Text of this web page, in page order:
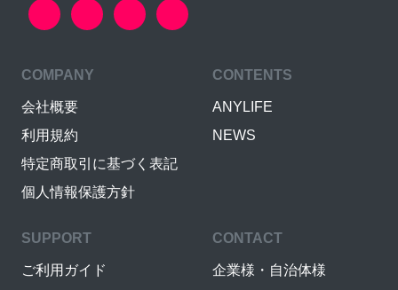
COMPANY
会社概要
利用規約
特定商取引に基づく表記
個人情報保護方針
CONTENTS
ANYLIFE
NEWS
SUPPORT
ご利用ガイド
CONTACT
企業様・自治体様